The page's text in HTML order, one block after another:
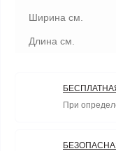
Ширина см.
Длина см.
При